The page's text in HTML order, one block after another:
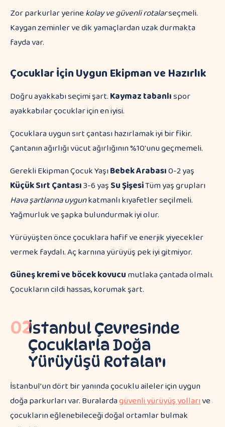
Zor parkurlar yerinekolay ve güvenli rotalarseçmeli.
Kaygan zeminler ve dik yamaçlardan uzak durmakta
fayda var.
Çocuklar İçin Uygun Ekipman ve Hazırlık
Doğru ayakkabı seçimi şart.Kaymaz tabanlıspor
ayakkabılar çocuklar için en iyisi.
Çocuklara uygun sırt çantası hazırlamak iyi bir fikir.
Çantanın ağırlığı vücut ağırlığının %10'unu geçmemeli.
Gerekli Ekipman Çocuk YaşıBebek Arabası0-2 yaş
Küçük Sırt Çantası3-6 yaşSu ŞişesiTüm yaş grupları
Hava şartlarına uygunkatmanlı kıyafetler seçilmeli.
Yağmurluk ve şapka bulundurmak iyi olur.
Yürüyüşten önce çocuklara hafif ve enerjik yiyecekler
vermek faydalı. Aç karnına yürüyüş pek iyi gitmiyor.
Güneş kremi ve böcek kovucumutlaka çantada olmalı.
Çocukların cildi hassas, korumak şart.
02İstanbul Çevresinde
Çocuklarla Doğa
Yürüyüşü Rotaları
İstanbul’un dört bir yanında çocuklu aileler için uygun
doğa parkurları var. Buralardagüvenli yürüyüş yollarıve
çocukların eğlenebileceği doğal ortamlar bulmak